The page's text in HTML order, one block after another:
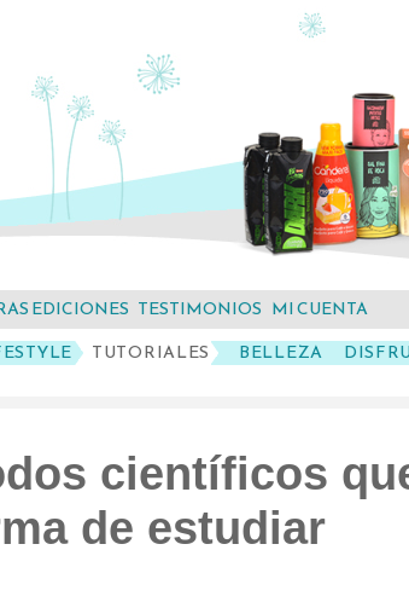
TUTORIALES BELLEZA
EDICIONES TESTIMONIOS MI CUENTA
científicos
de estudiar